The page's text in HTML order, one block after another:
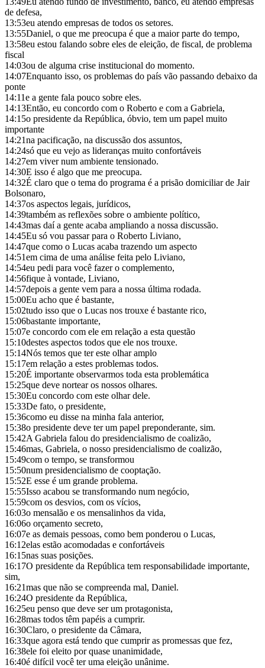
de defesa,
13:53eu atendo empresas de todos os setores.
13:55Daniel, o que me preocupa é que a maior parte do tempo,
13:58eu estou falando sobre eles de eleição, de fiscal, de problema
fiscal
14:03ou de alguma crise institucional do momento.
14:07Enquanto isso, os problemas do país vão passando debaixo da
ponte
14:11e a gente fala pouco sobre eles.
14:13Então, eu concordo com o Roberto e com a Gabriela,
14:15o presidente da República, óbvio, tem um papel muito
importante
14:21na pacificação, na discussão dos assuntos,
14:24só que eu vejo as lideranças muito confortáveis
14:27em viver num ambiente tensionado.
14:30E isso é algo que me preocupa.
14:32É claro que o tema do programa é a prisão domiciliar de Jair
Bolsonaro,
14:37os aspectos legais, jurídicos,
14:39também as reflexões sobre o ambiente político,
14:43mas daí a gente acaba ampliando a nossa discussão.
14:45Eu só vou passar para o Roberto Liviano,
14:47que como o Lucas acaba trazendo um aspecto
14:51em cima de uma análise feita pelo Liviano,
14:54eu pedi para você fazer o complemento,
14:56fique à vontade, Liviano,
14:57depois a gente vem para a nossa última rodada.
15:00Eu acho que é bastante,
15:02tudo isso que o Lucas nos trouxe é bastante rico,
15:06bastante importante,
15:07e concordo com ele em relação a esta questão
15:10destes aspectos todos que ele nos trouxe.
15:14Nós temos que ter este olhar amplo
15:17em relação a estes problemas todos.
15:20É importante observarmos toda esta problemática
15:25que deve nortear os nossos olhares.
15:30Eu concordo com este olhar dele.
15:33De fato, o presidente,
15:36como eu disse na minha fala anterior,
15:38o presidente deve ter um papel preponderante, sim.
15:42A Gabriela falou do presidencialismo de coalizão,
15:46mas, Gabriela, o nosso presidencialismo de coalizão,
15:49com o tempo, se transformou
15:50num presidencialismo de cooptação.
15:52E esse é um grande problema.
15:55Isso acabou se transformando num negócio,
15:59com os desvios, com os vícios,
16:03o mensalão e os mensalinhos da vida,
16:06o orçamento secreto,
16:07e as demais pessoas, como bem ponderou o Lucas,
16:12elas estão acomodadas e confortáveis
16:15nas suas posições.
16:17O presidente da República tem responsabilidade importante,
sim,
16:21mas que não se compreenda mal, Daniel.
16:24O presidente da República,
16:25eu penso que deve ser um protagonista,
16:28mas todos têm papéis a cumprir.
16:30Claro, o presidente da Câmara,
16:33que agora está tendo que cumprir as promessas que fez,
16:38ele foi eleito por quase unanimidade,
16:40é difícil você ter uma eleição unânime.